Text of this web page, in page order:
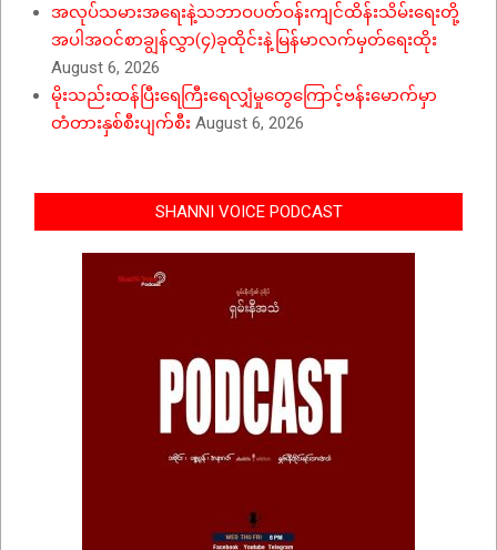
အလုပ်သမားအရေးနဲ့သဘာဝပတ်ဝန်းကျင်ထိန်းသိမ်းရေးတို့
အပါအဝင်စာချွန်လွှာ(၄)ခုထိုင်းနဲ့မြန်မာလက်မှတ်ရေးထိုး
August 6, 2026
မိုးသည်းထန်ပြီးရေကြီးရေလျှံမှုတွေကြောင့်ဗန်းမောက်မှာ
တံတားနှစ်စီးပျက်စီး August 6, 2026
SHANNI VOICE PODCAST